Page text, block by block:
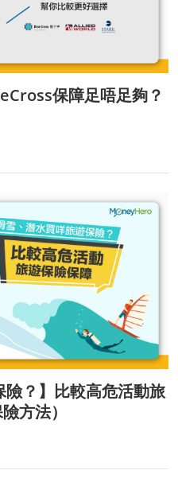
保障足唔足夠？
險？】比較高危活動旅
方法）